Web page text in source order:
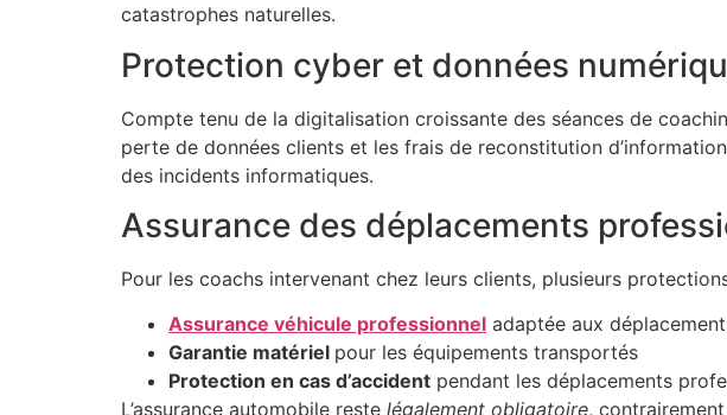
catastrophes naturelles.
Protection cyber et données
Compte tenu de la digitalisation croissante des séances de
perte de données clients et les frais de reconstitution
des incidents informatiques.
Assurance des déplacements
Pour les coachs intervenant chez leurs clients, plusieurs
Assurance véhicule professionnel adaptée aux
Garantie matériel pour les équipements transportés
Protection en cas d’accident pendant les déplacements
L’assurance automobile reste légalement obligatoire,